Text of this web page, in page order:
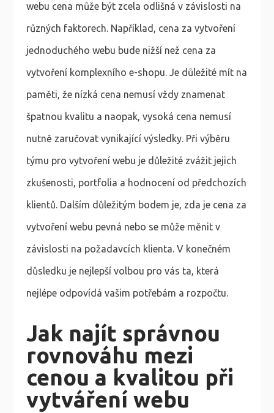
webu cena může být zcela odlišná v závislosti na
různých faktorech. Například, cena za vytvoření
jednoduchého webu bude nižší než cena za
vytvoření komplexního e-shopu. Je důležité mít na
paměti, že nízká cena nemusí vždy znamenat
špatnou kvalitu a naopak, vysoká cena nemusí
nutně zaručovat vynikající výsledky. Při výběru
týmu pro vytvoření webu je důležité zvážit jejich
zkušenosti, portfolia a hodnocení od předchozích
klientů. Dalším důležitým bodem je, zda je cena za
vytvoření webu pevná nebo se může měnit v
závislosti na požadavcích klienta. V konečném
důsledku je nejlepší volbou pro vás ta, která
nejlépe odpovídá vašim potřebám a rozpočtu.
Jak najít správnou
rovnováhu mezi
cenou a kvalitou při
vytváření webu